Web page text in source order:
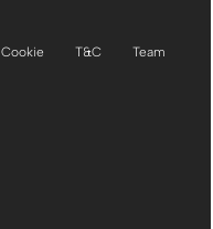
Cookie T&C
Team